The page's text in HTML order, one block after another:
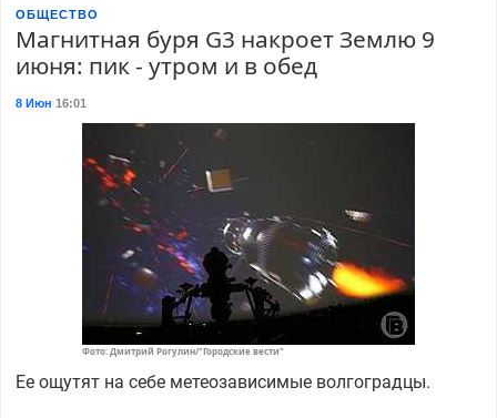
ОБЩЕСТВО
Магнитная буря G3 накроет Землю 9
июня: пик - утром и в обед
8 Июн 16:01
Фото: Дмитрий Рогулин/"Городские вести"
Ее ощутят на себе метеозависимые волгоградцы.